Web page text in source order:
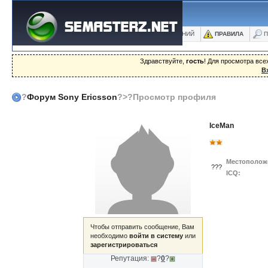
ФОРУМ БЛОГИ ФОТО БАЗА ЗНАНИЙ ПРАВИЛА
Здравствуйте, гость! Для просмотра
?Форум Sony Ericsson?>?Просмотр профиля
Чтобы отправить сообщение, Вам
необходимо войти в систему или
зарегистрироваться
Репутация: ?0?
IceMan
???
ICQ: